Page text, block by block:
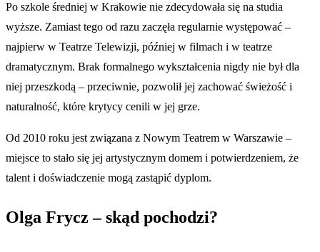
Po szkole średniej w Krakowie nie zdecydowała się na studia
wyższe. Zamiast tego od razu zaczęła regularnie występować –
najpierw w Teatrze Telewizji, później w filmach i w teatrze
dramatycznym. Brak formalnego wykształcenia nigdy nie był dla
niej przeszkodą – przeciwnie, pozwolił jej zachować świeżość i
naturalność, które krytycy cenili w jej grze.
Od 2010 roku jest związana z Nowym Teatrem w Warszawie –
miejsce to stało się jej artystycznym domem i potwierdzeniem, że
talent i doświadczenie mogą zastąpić dyplom.
Olga Frycz – skąd pochodzi?